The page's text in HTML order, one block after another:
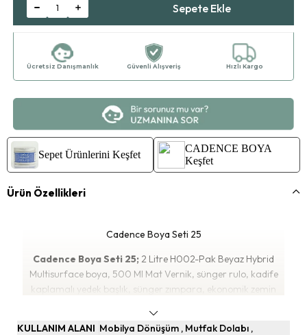
Ücretsiz Danışmanlık Güvenli Alışveriş Hızlı Kargo
Sepet Ürünlerini Keşfet
CADENCE BOYA
Keşfet
Ürün Özellikleri
Cadence Boya Seti 25
Cadence Boya Seti 25; 2 Litre H002-Pak Beyaz Hybrid
Multisurface boya, 500 Ml Mat Vernik, sünger rulo, kadife
kaplamalı yedek başlık, sünger zımpara, ekonomik zemin
standart ölçülerde bir yatak odası takımı veya yemek odası

KULLANIM ALANI Mobilya Dönüşüm Mutfak Dolabı